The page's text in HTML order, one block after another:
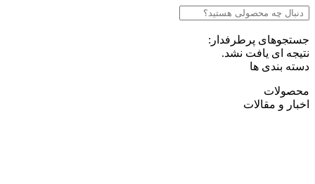
جستجوهای پرطرفدار:
نتیجه ای یافت نشد.
دسته بندی ها
محصولات
اخبار و مقالات